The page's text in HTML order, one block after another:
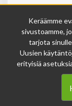
Keräämme
sivustoamme,
tarjota
Uusien
erityisiä
joissakin
vaikka olisit
käytetään